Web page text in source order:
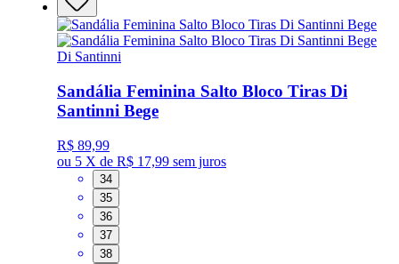
Di Santinni
Sandália Feminina Salto Bloco Tiras Di
Santinni Bege
R$ 89,99
ou 5 X de R$ 17,99 sem juros
34
35
36
37
38